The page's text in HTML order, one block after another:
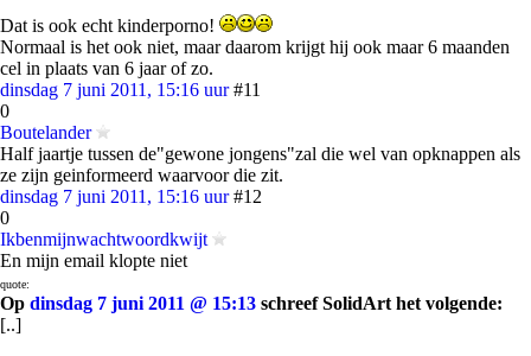
Dat is ook echt kinderporno!
Normaal is het ook niet, maar daarom krijgt hij ook maar 6 maanden
cel in plaats van 6 jaar of zo.
dinsdag 7 juni 2011, 15:16 uur #11
0
Boutelander
Half jaartje tussen de"gewone jongens"zal die wel van opknappen als
ze zijn geinformeerd waarvoor die zit.
dinsdag 7 juni 2011, 15:16 uur #12
0
Ikbenmijnwachtwoordkwijt
En mijn email klopte niet
quote:
Op dinsdag 7 juni 2011 @ 15:13 schreef SolidArt het volgende:
[..]